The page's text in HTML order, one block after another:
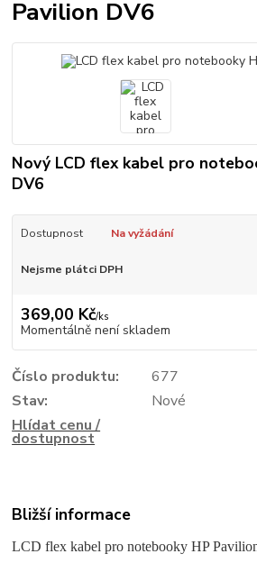
Pavilion DV6
Nový LCD flex kabel pro
DV6
Dostupnost Na vyžádání
Nejsme plátci DPH
369,00 Kč/ks
Momentálně není skladem
Číslo produktu:
677
Stav:
Nové
Hlídat cenu /
dostupnost
Bližší informace
LCD flex kabel pro notebooky HP